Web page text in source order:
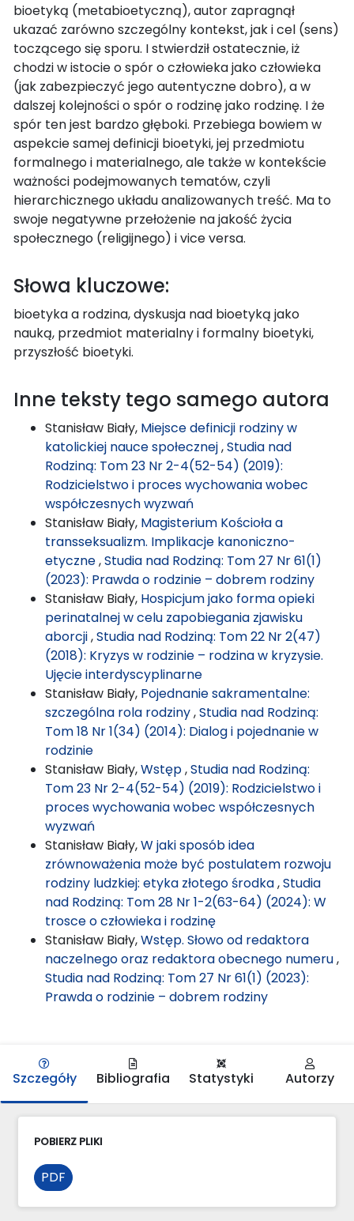
bioetyką (metabioetyczną), autor zapragnął
ukazać zarówno szczególny kontekst, jak i cel (sens)
toczącego się sporu. I stwierdził ostatecznie, iż
chodzi w istocie o spór o człowieka jako człowieka
(jak zabezpieczyć jego autentyczne dobro), a w
dalszej kolejności o spór o rodzinę jako rodzinę. I że
spór ten jest bardzo głęboki. Przebiega bowiem w
aspekcie samej definicji bioetyki, jej przedmiotu
formalnego i materialnego, ale także w kontekście
ważności podejmowanych tematów, czyli
hierarchicznego układu analizowanych treść. Ma to
swoje negatywne przełożenie na jakość życia
społecznego (religijnego) i vice versa.
Słowa kluczowe:
bioetyka a rodzina, dyskusja nad bioetyką jako
nauką, przedmiot materialny i formalny bioetyki,
przyszłość bioetyki.
Inne teksty tego samego autora
Stanisław Biały, Miejsce definicji rodziny w
katolickiej nauce społecznej,Studia nad
Rodziną: Tom 23 Nr 2-4(52-54) (2019):
Rodzicielstwo i proces wychowania wobec
współczesnych wyzwań
Stanisław Biały, Magisterium Kościoła a
transseksualizm. Implikacje kanoniczno-
etyczne,Studia nad Rodziną: Tom 27 Nr 61(1)
(2023): Prawda o rodzinie – dobrem rodziny
Stanisław Biały, Hospicjum jako forma opieki
perinatalnej w celu zapobiegania zjawisku
aborcji,Studia nad Rodziną: Tom 22 Nr 2(47)
(2018): Kryzys w rodzinie – rodzina w kryzysie.
Ujęcie interdyscyplinarne
Stanisław Biały, Pojednanie sakramentalne:
szczególna rola rodziny,Studia nad Rodziną:
Tom 18 Nr 1(34) (2014): Dialog i pojednanie w
rodzinie
Stanisław Biały,Wstęp,Studia nad Rodziną:
Tom 23 Nr 2-4(52-54) (2019): Rodzicielstwo i
proces wychowania wobec współczesnych
wyzwań
Stanisław Biały,W jaki sposób idea
zrównoważenia może być postulatem rozwoju
rodziny ludzkiej: etyka złotego środka,Studia
nad Rodziną: Tom 28 Nr 1-2(63-64) (2024): W
trosce o człowieka i rodzinę
Stanisław Biały,Wstęp. Słowo od redaktora
naczelnego oraz redaktora obecnego numeru,
Studia nad Rodziną: Tom 27 Nr 61(1) (2023):
Prawda o rodzinie – dobrem rodziny
Szczegóły Bibliografia Statystyki Autorzy
POBIERZ PLIKI
PDF